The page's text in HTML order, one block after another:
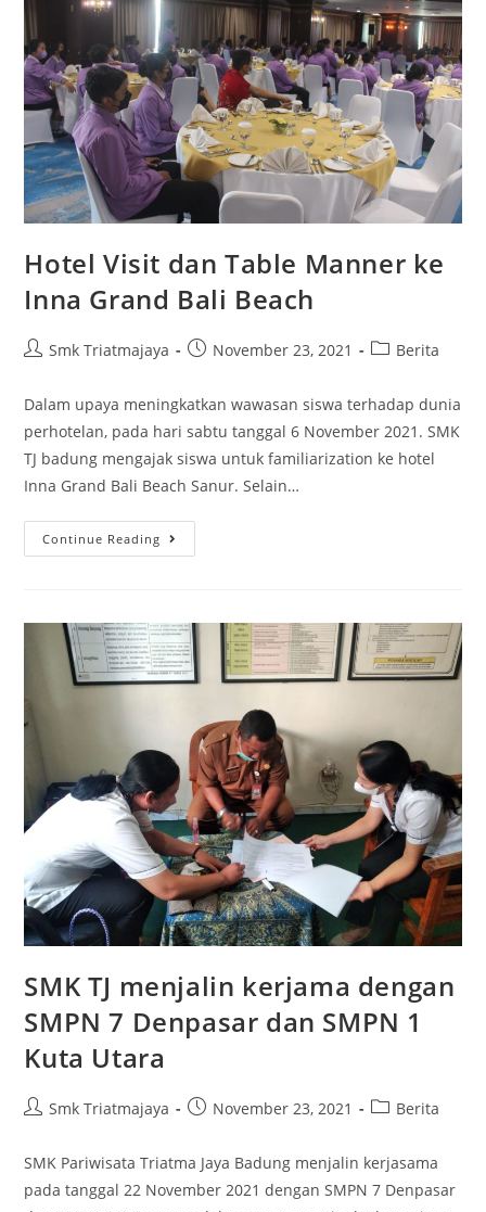
Hotel Visit dan Table Manner ke
Inna Grand Bali Beach
Smk Triatmajaya November 23, 2021 Berita
Dalam upaya meningkatkan wawasan siswa terhadap dunia
perhotelan, pada hari sabtu tanggal 6 November 2021. SMK
TJ badung mengajak siswa untuk familiarization ke hotel
Inna Grand Bali Beach Sanur. Selain…
Continue Reading
SMK TJ menjalin kerjama dengan
SMPN 7 Denpasar dan SMPN 1
Kuta Utara
Smk Triatmajaya November 23, 2021 Berita
SMK Pariwisata Triatma Jaya Badung menjalin kerjasama
pada tanggal 22 November 2021 dengan SMPN 7 Denpasar